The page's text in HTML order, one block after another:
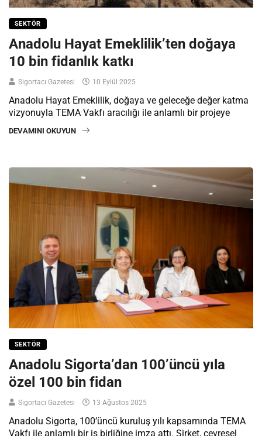
SEKTÖR
Anadolu Hayat Emeklilik’ten doğaya
10 bin fidanlık katkı
Sigortacı Gazetesi 10 Eylül 2025
Anadolu Hayat Emeklilik, doğaya ve geleceğe değer katma
vizyonuyla TEMA Vakfı aracılığı ile anlamlı bir projeye
DEVAMINI OKUYUN
SEKTÖR
Anadolu Sigorta’dan 100’üncü yıla
özel 100 bin fidan
Sigortacı Gazetesi 13 Ağustos 2025
Anadolu Sigorta, 100’üncü kuruluş yılı kapsamında TEMA
Vakfı ile anlamlı bir iş birliğine imza attı. Şirket, çevresel